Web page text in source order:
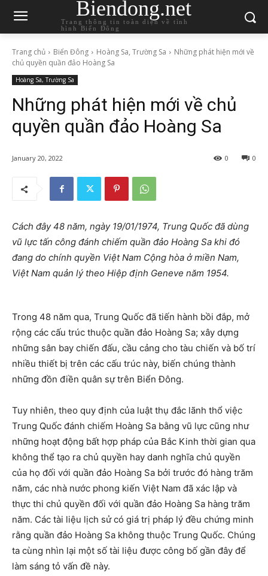
Biendong.net
Trang thông tin toàn diện về tình
hình Biển Đông
Trang chủ Biển Đông Hoàng Sa, Trường Sa
Những phát hiện mới về
chủ quyền quần đảo Hoàng Sa
Hoàng Sa, Trường Sa
Những phát hiện mới về chủ
quyền quần đảo Hoàng Sa
January 20, 2022 0
0
Cách đây 48 năm, ngày 19/01/1974, Trung Quốc đã dùng
vũ lực tấn công đánh chiếm quần đảo Hoàng Sa khi đó
đang do chính quyền Việt Nam Cộng hòa ở miền Nam,
Việt Nam quản lý theo Hiệp định Geneve năm 1954.
Trong 48 năm qua, Trung Quốc đã tiến hành bồi đắp, mở
rộng các cấu trúc thuộc quần đảo Hoàng Sa; xây dựng
những sân bay chiến đấu, cầu cảng cho tàu chiến và bố trí
nhiều thiết bị trên các cấu trúc này, biến chúng thành
những đồn điền quân sự trên Biển Đông.
Tuy nhiên, theo quy định của luật thụ đắc lãnh thổ việc
Trung Quốc đánh chiếm Hoàng Sa bằng vũ lực cũng như
những hoạt động bất hợp pháp của Bắc Kinh thời gian qua
không thể tạo ra chủ quyền hay danh nghĩa chủ quyền
của họ đối với quần đảo Hoàng Sa bởi trước đó hàng trăm
năm, các nhà nước phong kiến Việt Nam đã xác lập và
thực thi chủ quyền đối với quần đảo Hoàng Sa hàng trăm
năm. Các tài liệu lịch sử có giá trị pháp lý đều chứng minh
rằng quần đảo Hoàng Sa không thuộc Trung Quốc. Chúng
ta cùng nhìn lại một số tài liệu được công bố gần đây để
làm sáng tỏ vấn đề này.